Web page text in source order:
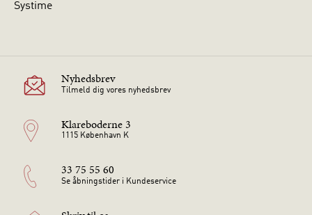
Systime
Nyhedsbrev
Tilmeld dig vores nyhedsbrev
Klareboderne 3
1115 København K
33 75 55 60
Se åbningstider i Kundeservice